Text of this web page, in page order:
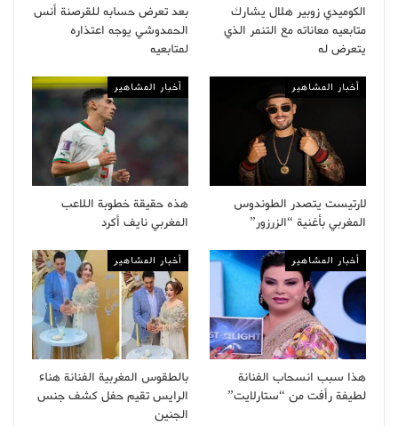
الكوميدي زوبير هلال يشارك
متابعيه معاناته مع التنمر الذي
يتعرض له
بعد تعرض حسابه للقرصنة أنس
الحمدوشي يوجه اعتذاره
لمتابعيه
أخبار المشاهير
لارتيست يتصدر الطوندوس
المغربي بأغنية “الزرزور”
أخبار المشاهير
هذه حقيقة خطوبة اللاعب
المغربي نايف أكرد
أخبار المشاهير
هذا سبب انسحاب الفنانة
لطيفة رأفت من “ستارلايت”
أخبار المشاهير
بالطقوس المغربية الفنانة هناء
الرايس تقيم حفل كشف جنس
الجنين